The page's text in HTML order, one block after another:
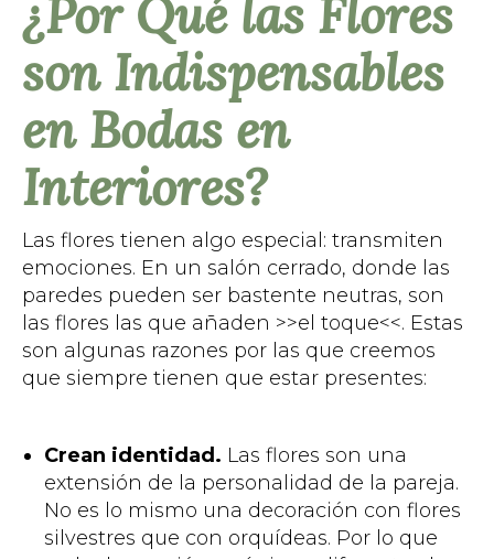
¿Por Qué las Flores
son Indispensables
en Bodas en
Interiores?
Las flores tienen algo especial: transmiten
emociones. En un salón cerrado, donde las
paredes pueden ser bastente neutras, son
las flores las que añaden >>el toque<<. Estas
son algunas razones por las que creemos
que siempre tienen que estar presentes:
Crean identidad. Las flores son una
extensión de la personalidad de la pareja.
No es lo mismo una decoración con flores
silvestres que con orquídeas. Por lo que